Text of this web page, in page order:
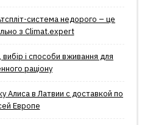
система недорого – це
з Climat.еxpert
і способи вживання для
раціону
Алиса в Латвии с доставкой по
Европе